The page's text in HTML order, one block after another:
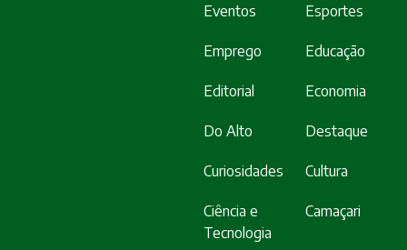
Eventos Esportes
Emprego Educação
Editorial Economia
Do Alto Destaque
Curiosidades Cultura
Ciência e
Tecnologia
Camaçari